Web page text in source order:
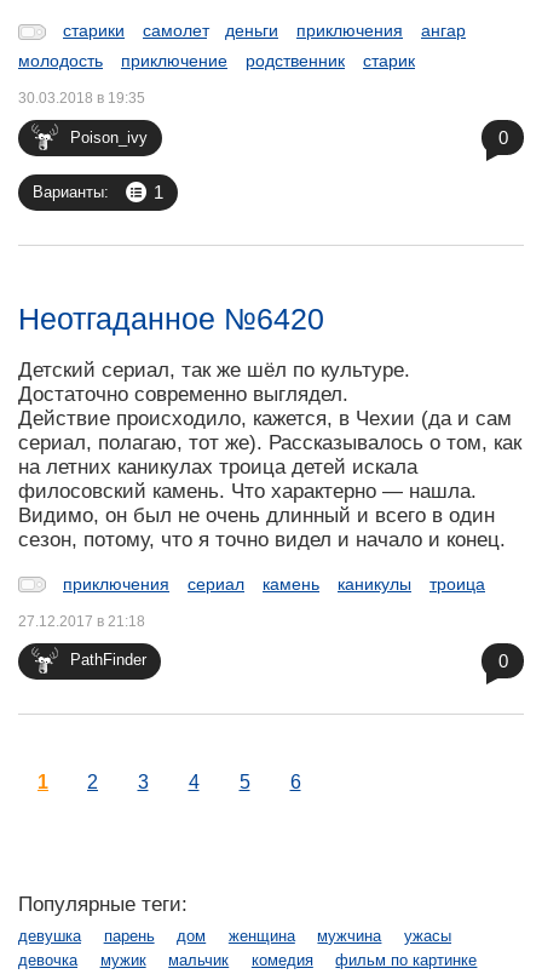
старики самолет деньги приключения
ангар
молодость
приключение родственник старик
Poison_ivy
30.03.2018 в 19:35
Варианты: 1
0
Неотгаданное №6420
Детский сериал, так же шёл по культуре.
Достаточно современно выглядел.
Действие происходило, кажется, в Чехии (да и сам
сериал, полагаю, тот же). Рассказывалось о том, как
на летних каникулах троица детей искала
филосовский камень. Что характерно — нашла.
Видимо, он был не очень длинный и всего в один
сезон, потому, что я точно видел и начало и конец.
приключения сериал камень каникулы троица
PathFinder
27.12.2017 в 21:18
0
1 2 3 4 5 6
Популярные теги:
девушка парень дом женщина мужчина
ужасы
девочка
мужик мальчик комедия фильм по картинке